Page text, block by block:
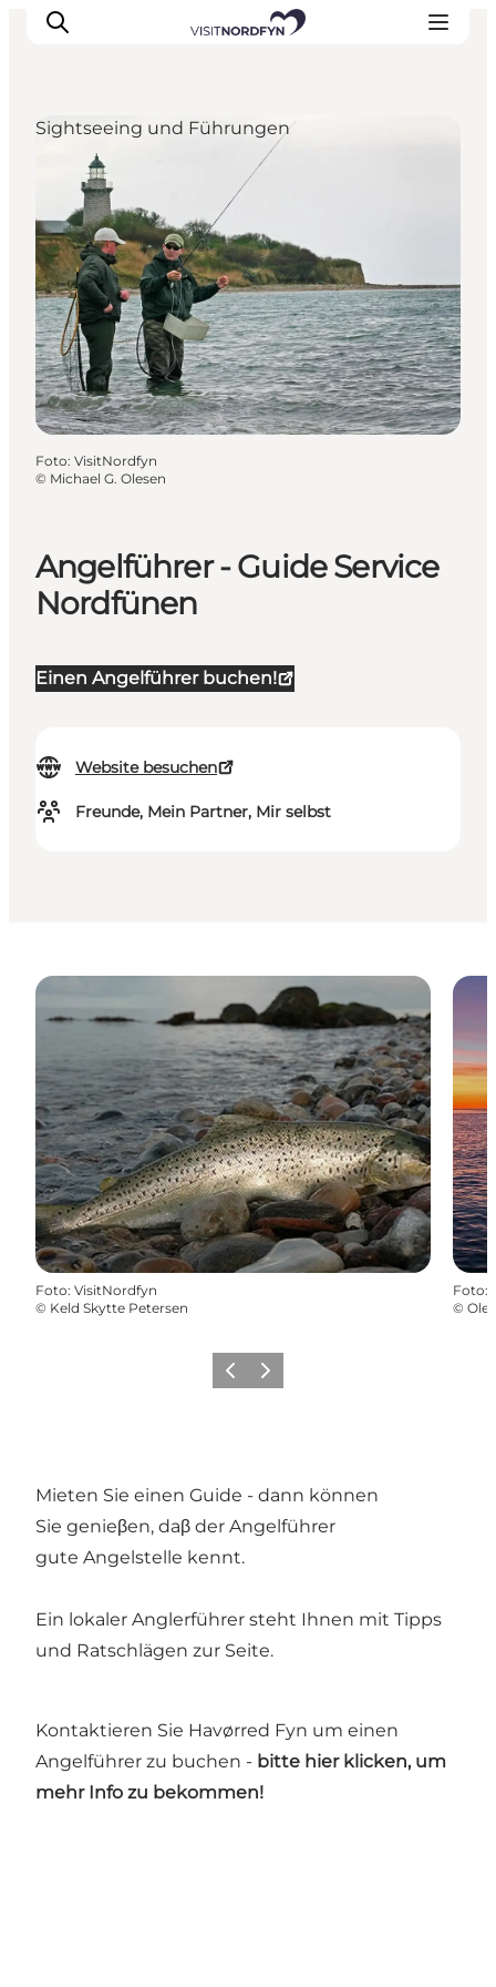
Erleben
Eventkalender
Essen und Trinken
Unterkünfte
Erlebnisbuchung
Für Kinder
Angelführer - Guide Service
Nordfünen
Einen Angelführer buchen!
Website besuchen
Freunde, Mein Partner, Mir selbst
Sightseeing und Führungen
Foto: VisitNordfyn
© Michael G. Olesen
Foto: VisitNordfyn
© Keld Skytte Petersen
Foto:
© Ole
Vorherige Folie
Nächste Folie
Mieten Sie einen Guide - dann können
Sie genieβen, daβ der Angelführer
gute Angelstelle kennt.
Ein lokaler Anglerführer steht Ihnen mit Tipps
und Ratschlägen zur Seite.
Kontaktieren Sie Havørred Fyn um einen
Angelführer zu buchen - bitte hier klicken, um
mehr Info zu bekommen!